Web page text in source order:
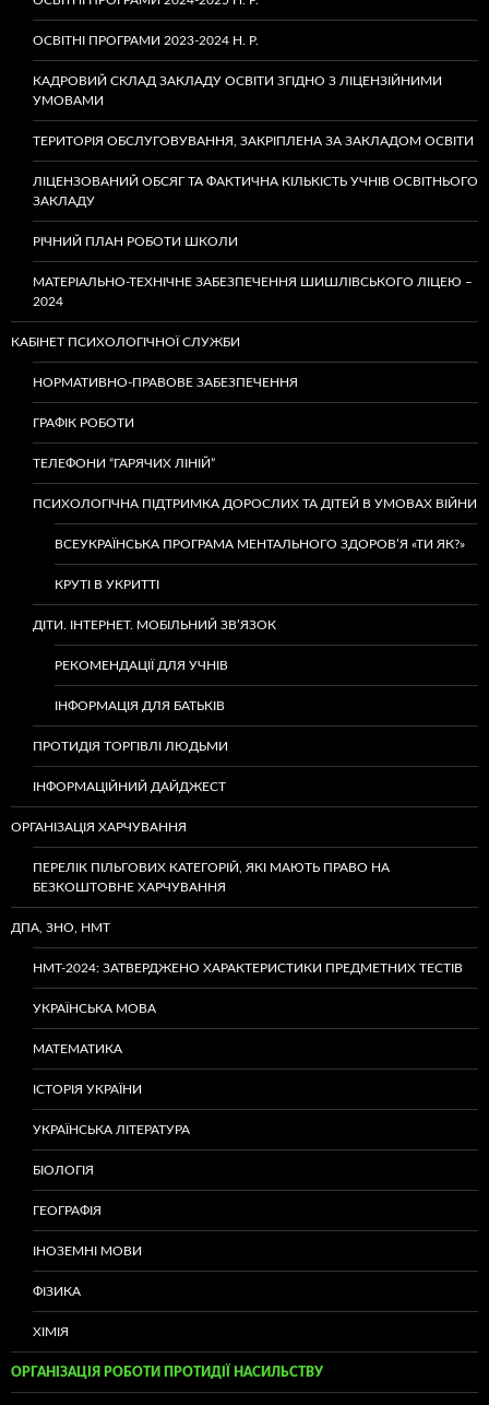
ОСВІТНІ ПРОГРАМИ 2023-2024 Н. Р.
КАДРОВИЙ СКЛАД ЗАКЛАДУ ОСВІТИ ЗГІДНО З ЛІЦЕНЗІЙНИМИ
УМОВАМИ
ТЕРИТОРІЯ ОБСЛУГОВУВАННЯ, ЗАКРІПЛЕНА ЗА ЗАКЛАДОМ ОСВІТИ
ЛІЦЕНЗОВАНИЙ ОБСЯГ ТА ФАКТИЧНА КІЛЬКІСТЬ УЧНІВ ОСВІТНЬОГО
ЗАКЛАДУ
РІЧНИЙ ПЛАН РОБОТИ ШКОЛИ
МАТЕРІАЛЬНО-ТЕХНІЧНЕ ЗАБЕЗПЕЧЕННЯ ШИШЛІВСЬКОГО ЛІЦЕЮ –
2024
КАБІНЕТ ПСИХОЛОГІЧНОЇ СЛУЖБИ
НОРМАТИВНО-ПРАВОВЕ ЗАБЕЗПЕЧЕННЯ
ГРАФІК РОБОТИ
ТЕЛЕФОНИ “ГАРЯЧИХ ЛІНІЙ”
ПСИХОЛОГІЧНА ПІДТРИМКА ДОРОСЛИХ ТА ДІТЕЙ В УМОВАХ ВІЙНИ
ВСЕУКРАЇНСЬКА ПРОГРАМА МЕНТАЛЬНОГО ЗДОРОВ’Я «ТИ ЯК?»
КРУТІ В УКРИТТІ
ДІТИ. ІНТЕРНЕТ. МОБІЛЬНИЙ ЗВ’ЯЗОК
РЕКОМЕНДАЦІЇ ДЛЯ УЧНІВ
ІНФОРМАЦІЯ ДЛЯ БАТЬКІВ
ПРОТИДІЯ ТОРГІВЛІ ЛЮДЬМИ
ІНФОРМАЦІЙНИЙ ДАЙДЖЕСТ
ОРГАНІЗАЦІЯ ХАРЧУВАННЯ
ПЕРЕЛІК ПІЛЬГОВИХ КАТЕГОРІЙ, ЯКІ МАЮТЬ ПРАВО НА
БЕЗКОШТОВНЕ ХАРЧУВАННЯ
ДПА, ЗНО, НМТ
НМТ-2024: ЗАТВЕРДЖЕНО ХАРАКТЕРИСТИКИ ПРЕДМЕТНИХ ТЕСТІВ
УКРАЇНСЬКА МОВА
МАТЕМАТИКА
ІСТОРІЯ УКРАЇНИ
УКРАЇНСЬКА ЛІТЕРАТУРА
БІОЛОГІЯ
ГЕОГРАФІЯ
ІНОЗЕМНІ МОВИ
ФІЗИКА
ХІМІЯ
ОРГАНІЗАЦІЯ РОБОТИ ПРОТИДІЇ НАСИЛЬСТВУ